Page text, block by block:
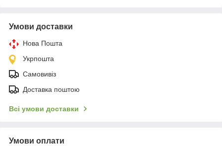
Умови доставки
Нова Пошта
Укрпошта
Самовивіз
Доставка поштою
Всі умови доставки
Умови оплати